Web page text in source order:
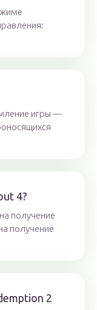
игры —
4?
получение
получение
2